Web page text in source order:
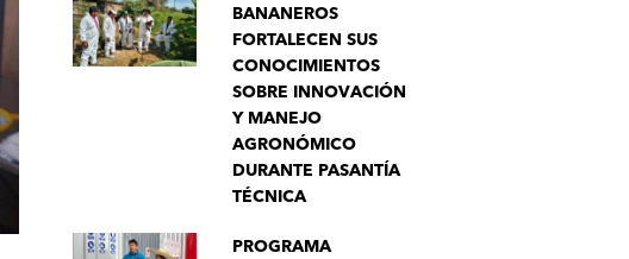
BANANEROS
FORTALECEN SUS
CONOCIMIENTOS
SOBRE INNOVACIÓN
Y MANEJO
AGRONÓMICO
DURANTE PASANTÍA
TÉCNICA
PROGRAMA